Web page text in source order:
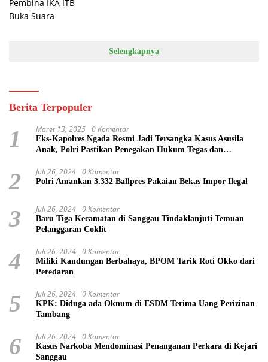
Selengkapnya
Berita Terpopuler
1 Maret 13, 2025 0 Komentar
Eks-Kapolres Ngada Resmi Jadi Tersangka Kasus Asusila
Anak, Polri Pastikan Penegakan Hukum Tegas dan
2 Juli 26, 2024 0 Komentar
Polri Amankan 3.332 Ballpres Pakaian Bekas Impor Ilegal
3 Juli 26, 2024 0 Komentar
Baru Tiga Kecamatan di Sanggau Tindaklanjuti Temuan
Pelanggaran Coklit
4 Juli 26, 2024 0 Komentar
Miliki Kandungan Berbahaya, BPOM Tarik Roti Okko dari
Peredaran
5 Juli 26, 2024 0 Komentar
KPK: Diduga ada Oknum di ESDM Terima Uang Perizinan
Tambang
6 Juli 26, 2024 0 Komentar
Kasus Narkoba Mendominasi Penanganan Perkara di Kejari
Sanggau